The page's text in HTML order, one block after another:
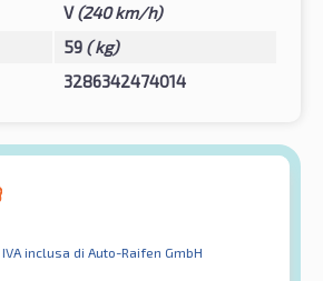
V(240 km/h)
59 ( kg)
3286342474014
IVA inclusa di Auto-Raifen GmbH